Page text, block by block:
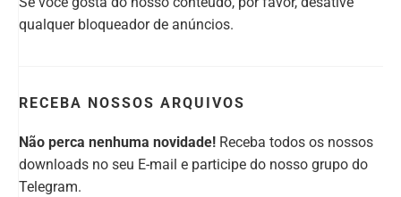
qualquer bloqueador de anúncios.
RECEBA NOSSOS ARQUIVOS
Não perca nenhuma novidade! Receba todos os nossos
downloads no seu E-mail e participe do nosso grupo do
Telegram.